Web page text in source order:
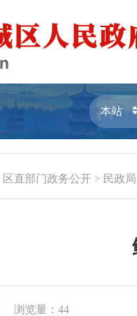
区直部门政务公开 > 民政局
浏览量： 44